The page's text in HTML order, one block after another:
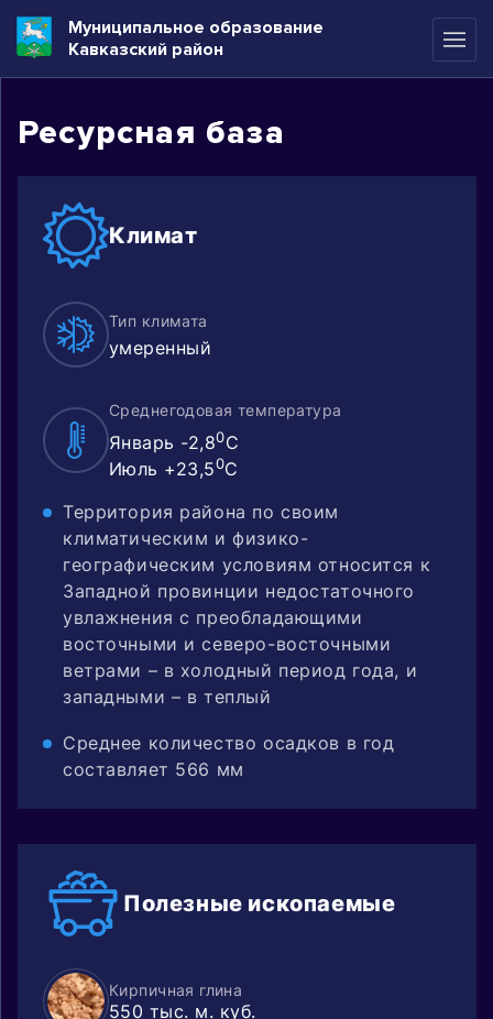
Муниципальное образование
Кавказский район
Ресурсная база
Климат
Тип климата
умеренный
Среднегодовая температура
Январь -2,80C
Июль +23,50C
Территория района по своим
климатическим и физико-
географическим условиям относится к
Западной провинции недостаточного
увлажнения с преобладающими
восточными и северо-восточными
ветрами – в холодный период года, и
западными – в теплый
Среднее количество осадков в год
составляет 566 мм
Полезные ископаемые
Кирпичная глина
550 тыс. м. куб.